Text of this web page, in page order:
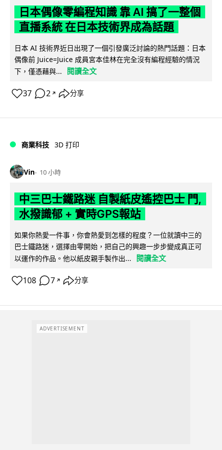
日本偶像零編程知識 靠 AI 搞了一整個
直播系統 在日本技術界成為話題
日本 AI 技術界近日出現了一個引發廣泛討論的熱門話題：日本
偶像前 Juice=Juice 成員宮本佳林在完全沒有編程經驗的情況
下，僅憑藉與...
閱讀全文
37 2 ↗ 分享
商業科技 3D 打印
Vin 10 小時
中三巴士鐵路迷 自製紙皮遙控巴士 門,
水撥識郁 + 實時GPS報站
如果你熱愛一件事，你會熱愛到怎樣的程度？一位就讀中三的
巴士鐵路迷，選擇由零開始，把自己的興趣一步步變成真正可
以運作的作品。他以紙皮親手製作出...
閱讀全文
108 7 ↗ 分享
ADVERTISEMENT